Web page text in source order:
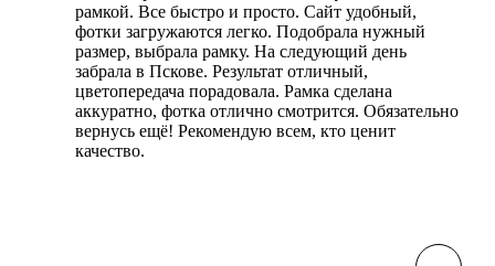
рамкой. Все быстро и просто. Сайт удобный,
фотки загружаются легко. Подобрала нужный
размер, выбрала рамку. На следующий день
забрала в Пскове. Результат отличный,
цветопередача порадовала. Рамка сделана
аккуратно, фотка отлично смотрится. Обязательно
вернусь ещё! Рекомендую всем, кто ценит
качество.